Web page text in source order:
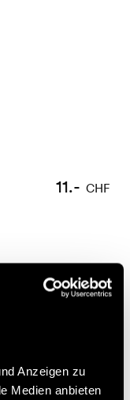
Anzeigen zu
Medien anbieten
11.- CHF